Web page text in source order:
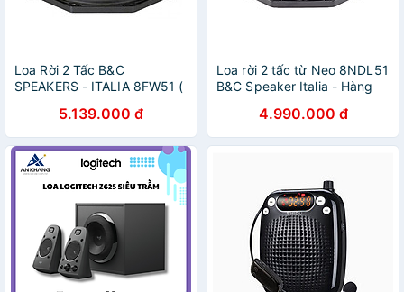
Loa Rời 2 Tấc B&C
SPEAKERS - ITALIA 8FW51 (
5.139.000 đ
Loa rời 2 tấc từ Neo 8NDL51
B&C Speaker Italia - Hàng
4.990.000 đ